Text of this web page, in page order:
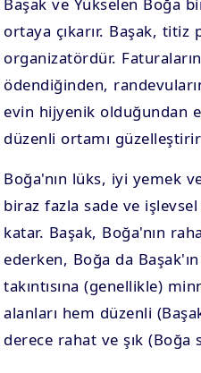
ortaya çıkarır. Başak, titiz
organizatördür.
ödendiğinden,
evin hijyenik olduğundan
düzenli ortamı
Boğa'nın lüks, iyi yemek
biraz fazla sade ve
katar. Başak, Boğa'nın
ederken, Boğa da
takıntısına (genellikle)
alanları hem düzenli
derece rahat ve şık (Boğa